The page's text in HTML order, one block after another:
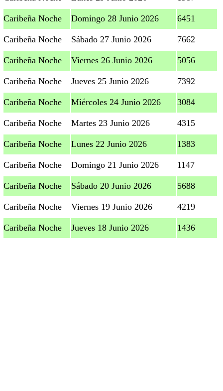
Caribeña Noche Domingo 28 Junio 2026 6451
Caribeña Noche Sábado 27 Junio 2026 7662
Caribeña Noche Viernes 26 Junio 2026 5056
Caribeña Noche Jueves 25 Junio 2026 7392
Caribeña Noche Miércoles 24 Junio 2026 3084
Caribeña Noche Martes 23 Junio 2026 4315
Caribeña Noche Lunes 22 Junio 2026 1383
Caribeña Noche Domingo 21 Junio 2026 1147
Caribeña Noche Sábado 20 Junio 2026 5688
Caribeña Noche Viernes 19 Junio 2026 4219
Caribeña Noche Jueves 18 Junio 2026 1436